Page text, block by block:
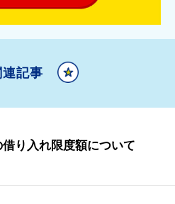
連記事
り入れ限度額について